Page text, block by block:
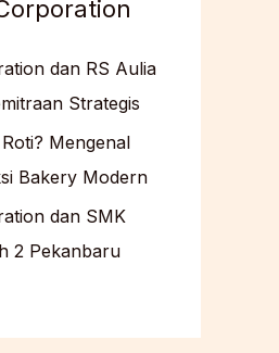
dan RS Aulia
Strategis
Mengenal
Bakery Modern
dan SMK
2 Pekanbaru